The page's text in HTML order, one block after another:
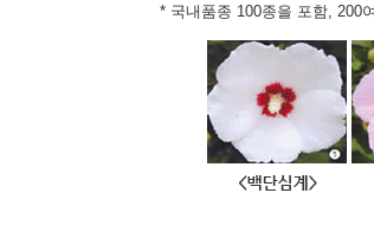
* 국내품종 100종을 포함, 200